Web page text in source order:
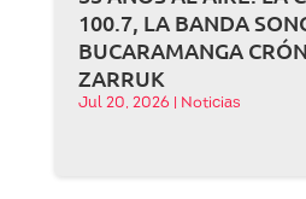
100.7, LA BANDA
BUCARAMANGA
ZARRUK
Jul 20, 2026 Noticias